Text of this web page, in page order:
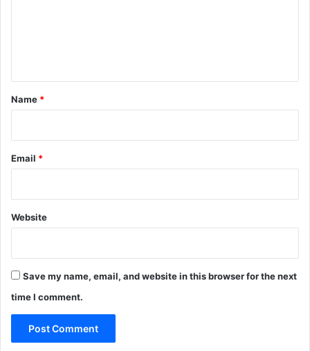
*
Name *
Email *
Website
Save my name, email, and website in this browser for the next
time I comment.